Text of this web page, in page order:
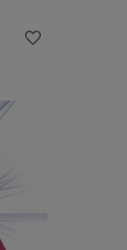
favorite_border